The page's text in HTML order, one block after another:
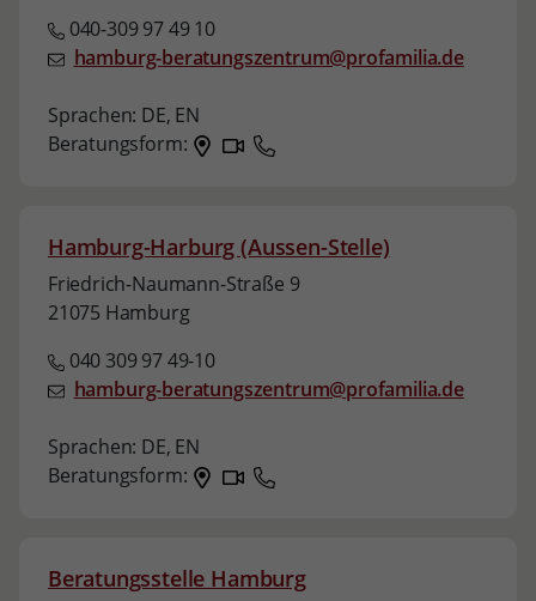
040-309 97 49 10
hamburg-beratungszentrum@profamilia.de
Sprachen: DE, EN
Beratungsform:
Hamburg-Harburg (Aussen-Stelle)
Friedrich-Naumann-Straße 9
21075 Hamburg
040 309 97 49-10
hamburg-beratungszentrum@profamilia.de
Sprachen: DE, EN
Beratungsform:
Beratungsstelle Hamburg